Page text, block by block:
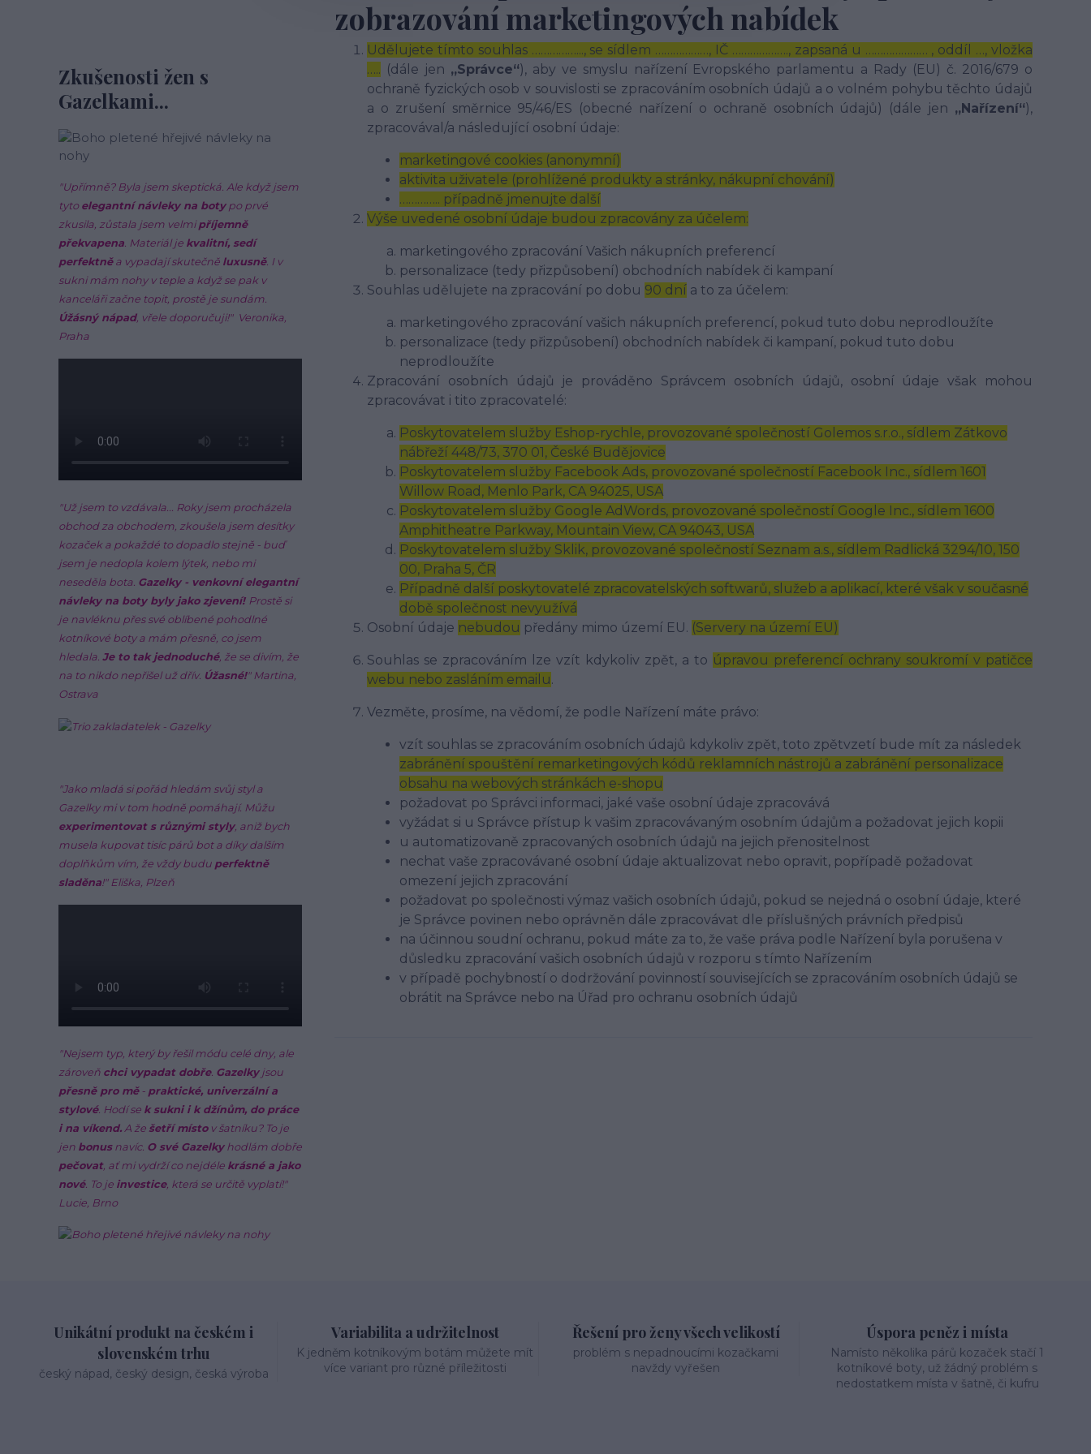
Zkušenosti žen s
Gazelkami...
"Upřímně? Byla jsem skeptická. Ale když jsem
tyto elegantní návleky na botypo prvé
zkusila, zůstala jsem velmi příjemně
překvapena. Materiál je kvalitní, sedí
perfektněa vypadají skutečně luxusně. I v
sukni mám nohy v teple a když se pak v
kanceláři začne topit, prostě je sundám.
Úžásný nápad, vřele doporučuji!" Veronika,
Praha
"Už jsem to vzdávala... Roky jsem procházela
obchod za obchodem, zkoušela jsem desítky
kozaček a pokaždé to dopadlo stejně - buď
jsem je nedopla kolem lýtek, nebo mi
neseděla bota. Gazelky - venkovní elegantní
návleky na boty byly jako zjevení! Prostě si
je navléknu přes své oblíbené pohodlné
kotníkové boty a mám přesně, co jsem
hledala. Je to tak jednoduché, že se divím, že
na to nikdo nepřišel už dřív. Úžasné!" Martina,
Ostrava
"Jako mladá si pořád hledám svůj styl a
Gazelky mi v tom hodně pomáhají. Můžu
experimentovat s různými styly, aniž bych
musela kupovat tisíc párů bot a díky dalším
doplňkům vím, že vždy budu perfektně
sladěna!" Eliška, Plzeň
"Nejsem typ, který by řešil módu celé dny, ale
zároveň chci vypadat dobře. Gazelkyjsou
přesně pro mě- praktické, univerzální a
stylové. Hodí se k sukni i k džínům, do práce
i na víkend. A že šetří místov šatníku? To je
jen bonusnavíc. O své Gazelkyhodlám dobře
pečovat, ať mi vydrží co nejdéle krásné a jako
nové. To je investice, která se určitě vyplatí!"
Lucie, Brno
zobrazování marketingových nabídek
Udělujete tímto souhlas ……………..., se sídlem ………………, IČ ………………., zapsaná u ………………… , oddíl …, vložka
….. (dále jen „Správce“), aby ve smyslu nařízení Evropského parlamentu a Rady (EU) č. 2016/679 o
ochraně fyzických osob v souvislosti se zpracováním osobních údajů a o volném pohybu těchto údajů
a o zrušení směrnice 95/46/ES (obecné nařízení o ochraně osobních údajů) (dále jen „Nařízení“),
zpracovával/a následující osobní údaje:
marketingové cookies (anonymní)
aktivita uživatele (prohlížené produkty a stránky, nákupní chování)
………….. případně jmenujte další
Výše uvedené osobní údaje budou zpracovány za účelem:
marketingového zpracování Vašich nákupních preferencí
personalizace (tedy přizpůsobení) obchodních nabídek či kampaní
Souhlas udělujete na zpracování po dobu 90 dní a to za účelem:
marketingového zpracování vašich nákupních preferencí, pokud tuto dobu neprodloužíte
personalizace (tedy přizpůsobení) obchodních nabídek či kampaní, pokud tuto dobu
neprodloužíte
Zpracování osobních údajů je prováděno Správcem osobních údajů, osobní údaje však mohou
zpracovávat i tito zpracovatelé:
Poskytovatelem služby Eshop-rychle, provozované společností Golemos s.r.o., sídlem Zátkovo
nábřeží 448/73, 370 01, České Budějovice
Poskytovatelem služby Facebook Ads, provozované společností Facebook Inc., sídlem 1601
Willow Road, Menlo Park, CA 94025, USA
Poskytovatelem služby Google AdWords, provozované společností Google Inc., sídlem 1600
Amphitheatre Parkway, Mountain View, CA 94043, USA
Poskytovatelem služby Sklik, provozované společností Seznam a.s., sídlem Radlická 3294/10, 150
00, Praha 5, ČR
Případně další poskytovatelé zpracovatelských softwarů, služeb a aplikací, které však v současné
době společnost nevyužívá
Osobní údaje nebudou předány mimo území EU. (Servery na území EU)
Souhlas se zpracováním lze vzít kdykoliv zpět, a to úpravou preferencí ochrany soukromí v patičce
webu nebo zasláním emailu.
Vezměte, prosíme, na vědomí, že podle Nařízení máte právo:
vzít souhlas se zpracováním osobních údajů kdykoliv zpět, toto zpětvzetí bude mít za následek
zabránění spouštění remarketingových kódů reklamních nástrojů a zabránění personalizace
obsahu na webových stránkách e-shopu
požadovat po Správci informaci, jaké vaše osobní údaje zpracovává
vyžádat si u Správce přístup k vašim zpracovávaným osobním údajům a požadovat jejich kopii
u automatizovaně zpracovaných osobních údajů na jejich přenositelnost
nechat vaše zpracovávané osobní údaje aktualizovat nebo opravit, popřípadě požadovat
omezení jejich zpracování
požadovat po společnosti výmaz vašich osobních údajů, pokud se nejedná o osobní údaje, které
je Správce povinen nebo oprávněn dále zpracovávat dle příslušných právních předpisů
na účinnou soudní ochranu, pokud máte za to, že vaše práva podle Nařízení byla porušena v
důsledku zpracování vašich osobních údajů v rozporu s tímto Nařízením
v případě pochybností o dodržování povinností souvisejících se zpracováním osobních údajů se
obrátit na Správce nebo na Úřad pro ochranu osobních údajů
Unikátní produkt na českém i
slovenském trhu
český nápad, český design, česká výroba
Variabilita a udržitelnost
K jedněm kotníkovým botám můžete mít
více variant pro různé příležitosti
Řešení pro ženy všech velikostí
problém s nepadnoucími kozačkami
navždy vyřešen
Úspora peněz i místa
Namísto několika párů kozaček stačí 1
kotníkové boty, už žádný problém s
nedostatkem místa v šatně, či kufru